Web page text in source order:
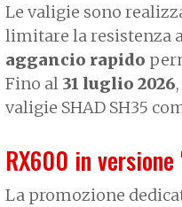
Le valigie sono
limitare la resistenza
aggancio rapido
Fino al 31 luglio 2026
valigie SHAD SH35
RX600 in
La promozione